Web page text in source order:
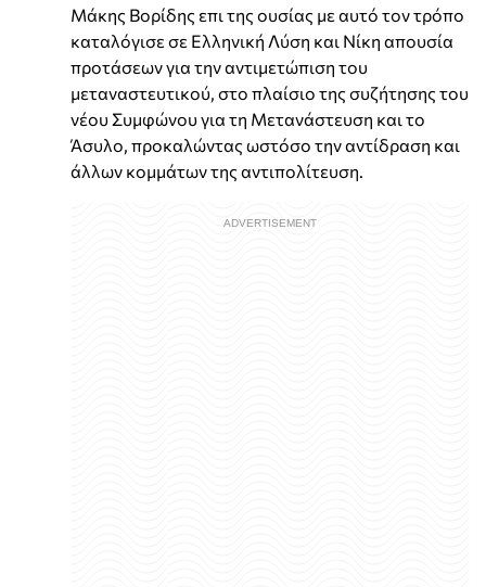
Μάκης Βορίδης επι της ουσίας με αυτό τον τρόπο
καταλόγισε σε Ελληνική Λύση και Νίκη απουσία
προτάσεων για την αντιμετώπιση του
μεταναστευτικού, στο πλαίσιο της συζήτησης του
νέου Συμφώνου για τη Μετανάστευση και το
Άσυλο, προκαλώντας ωστόσο την αντίδραση και
άλλων κομμάτων της αντιπολίτευση.